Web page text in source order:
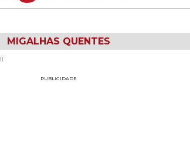
MIGALHAS QUENTES
PUBLICIDADE